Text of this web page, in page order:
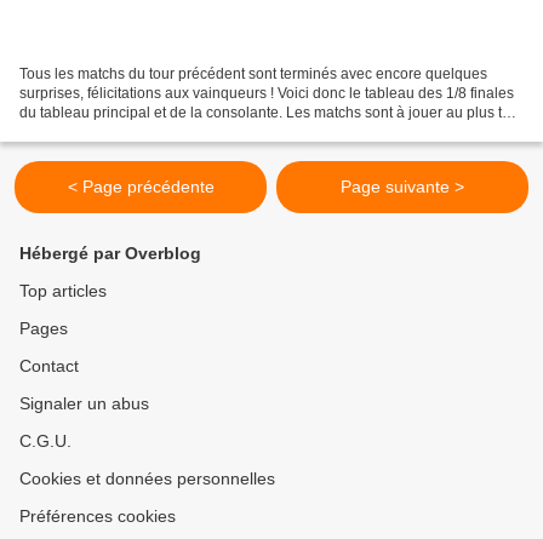
Tous les matchs du tour précédent sont terminés avec encore quelques
surprises, félicitations aux vainqueurs ! Voici donc le tableau des 1/8 finales
du tableau principal et de la consolante. Les matchs sont à jouer au plus tard
< Page précédente Page suivante >
Hébergé par Overblog
Top articles
Pages
Contact
Signaler un abus
C.G.U.
Cookies et données personnelles
Préférences cookies